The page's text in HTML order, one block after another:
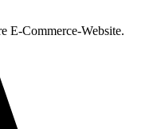
E-Commerce-Website.